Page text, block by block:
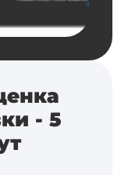
провел. Спасибо
содействие, буду и
дальше заказывать
- 5